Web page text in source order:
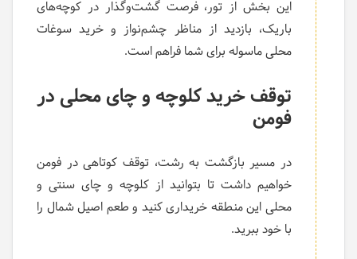
این بخش از تور، فرصت گشت‌وگذار در کوچه‌های
باریک، بازدید از مناظر چشم‌نواز و خرید سوغات
محلی ماسوله برای شما فراهم است.
توقف خرید کلوچه و چای محلی در
فومن
در مسیر بازگشت به رشت، توقف کوتاهی در فومن
خواهیم داشت تا بتوانید از کلوچه و چای سنتی و
محلی این منطقه خریداری کنید و طعم اصیل شمال را
با خود ببرید.